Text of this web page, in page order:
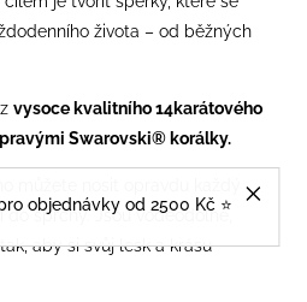
objednávky od 2500 Kč ⭐️
života – od běžných
vysoce kvalitního 14karátového
pravými Swarovski® korálky.
můžete nosit opravdu každý
do sprchy. Jsou voděodolné,
aby si svůj lesk a krásu